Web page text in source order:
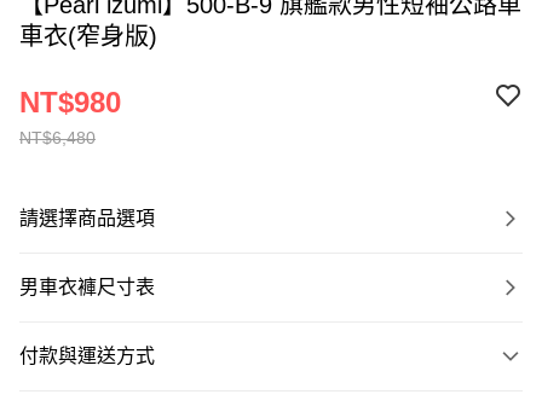
車衣(窄身版)
NT$6,480
NT$980
請選擇商品選項
男車衣褲尺寸表
付款與運送方式